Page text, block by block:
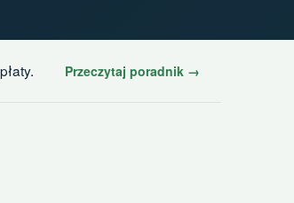
Przeczytaj poradnik →